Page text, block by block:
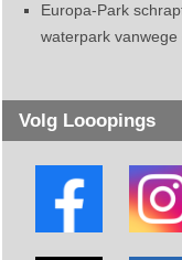
Europa-Park
waterpark vanwege
Volg Looopings